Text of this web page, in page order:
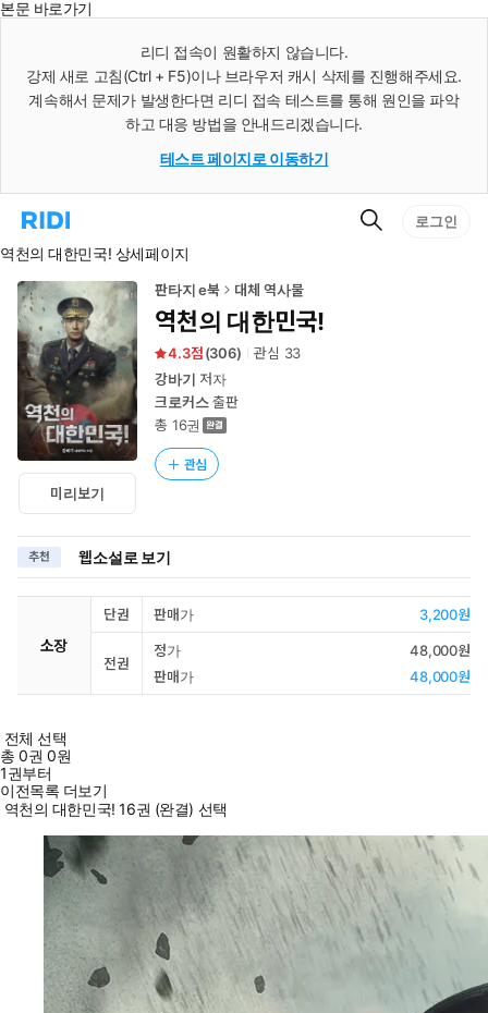
본문 바로가기
리디 접속이 원활하지 않습니다.
강제 새로 고침(Ctrl + F5)이나 브라우저 캐시 삭제를 진행해주세요.
계속해서 문제가 발생한다면 리디 접속 테스트를 통해 원인을 파악
하고 대응 방법을 안내드리겠습니다.
테스트 페이지로 이동하기
리
홈
로
이
동
검
로그인
역천의 대한민국! 상세페이지
미리보기
판타지 e북 대체 역사물
역천의 대한민국!
4.3 (306) 관심 33
강바기 저자
크로커스출판
총 16권
관심
추천 웹소설로 보기
소장
단권 판매가 3,200원
전권
정가
48,000원
판매가
48,000원
전체 선택
총0권 0원
1권부터
이전목록 더보기
역천의 대한민국! 16권 (완결) 선택